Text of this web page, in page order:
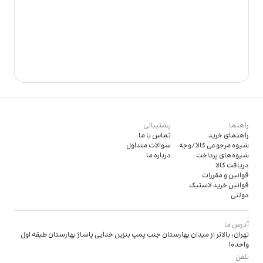
راهنما
راهنمای خرید
شیوه مرجوعی کالا/وجه
شیوه‌های پرداخت
دریافت کالا
قوانین و مقررات
قوانین خرید لاستیک
دولتی
پشتیبانی
تماس با ما
سوالات متداول
درباره ما
آدرس ما
تهران، بالاتر از میدان بهارستان جنب پمپ بنزین خدایی پاساژ بهارستان طبقه اول
واحد 10
تلفن